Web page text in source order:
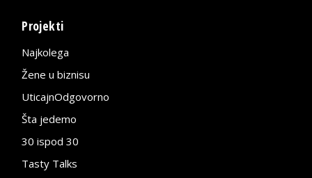
Projekti
Najkolega
Žene u biznisu
UticajnOdgovorno
Šta jedemo
30 ispod 30
Tasty Talks